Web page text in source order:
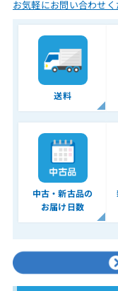
お気軽にお問い合わせく
送料
中古・新古品の
お届け日数